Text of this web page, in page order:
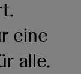
eine
alle.